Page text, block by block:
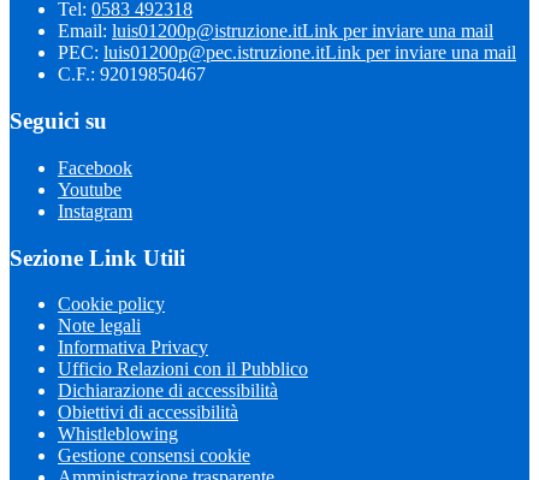
Tel: 0583 492318
Email: luis01200p@istruzione.itLink per inviare una mail
PEC: luis01200p@pec.istruzione.itLink per inviare una mail
C.F.: 92019850467
Seguici su
Facebook
Youtube
Instagram
Sezione Link Utili
Cookie policy
Note legali
Informativa Privacy
Ufficio Relazioni con il Pubblico
Dichiarazione di accessibilità
Obiettivi di accessibilità
Whistleblowing
Gestione consensi cookie